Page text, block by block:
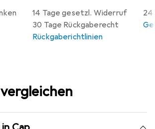
14 Tage gesetzl. Widerruf
30 Tage Rückgaberecht
Rückgaberichtlinien
24